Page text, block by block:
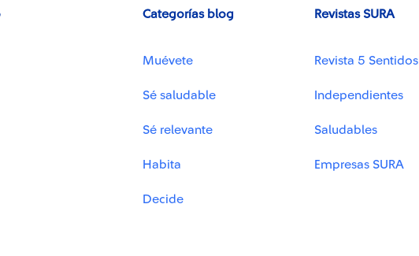
Categorías blog
Muévete
Sé saludable
Sé relevante
Habita
Decide
Revistas SURA
Revista 5 Sentidos
Independientes
Saludables
Empresas SURA